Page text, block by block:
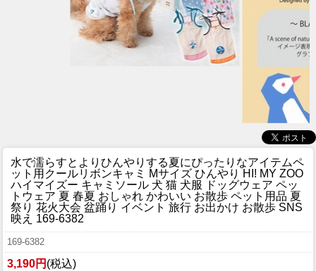
水で濡らすとよりひんやりする夏にぴったりなアイテムペ
ット用クールリボンキャミ Mサイズ ひんやり HI! MY ZOO
ハイマイズー キャミソール 犬 猫 犬服 ドッグウェア ペッ
トウェア 夏 春夏 おしゃれ かわいい お散歩 ペット用品 夏
祭り 花火大会 盆踊り イベント 旅行 お出かけ お散歩 SNS
映え 169-6382
169-6382
3,190円 (税込)